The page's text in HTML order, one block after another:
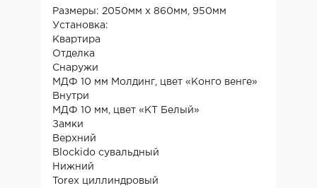
Размеры: 2050мм х 860мм, 950мм
Установка:
Квартира
Отделка
Снаружи
МДФ 10 мм Молдинг, цвет «Конго венге»
Внутри
МДФ 10 мм, цвет «КТ Белый»
Замки
Верхний
Blockido сувальдный
Нижний
Torex циллиндровый